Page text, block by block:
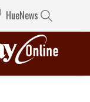
HueNews